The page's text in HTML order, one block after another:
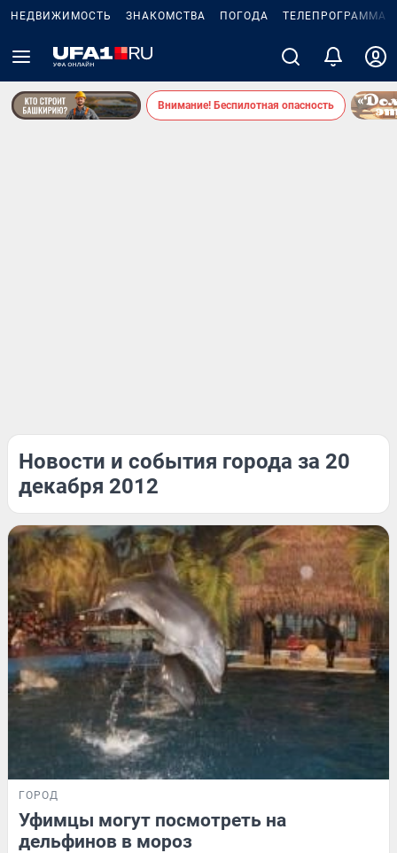
НЕДВИЖИМОСТЬ ЗНАКОМСТВА ПОГОДА ТЕЛЕПРОГРАММА
Внимание! Беспилотная опасность
Новости и события города за 20
декабря 2012
ГОРОД
Уфимцы могут посмотреть на
дельфинов в мороз